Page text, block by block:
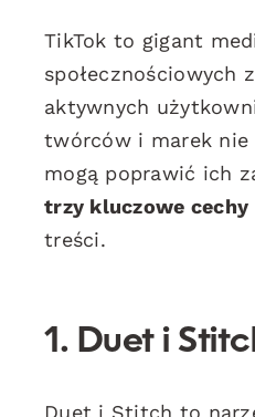
TikTok to gigant
społecznościowych
aktywnych
twórców i marek
mogą poprawić ich
trzy kluczowe cechy
treści.
1. Duet i
Duet i Stitch to